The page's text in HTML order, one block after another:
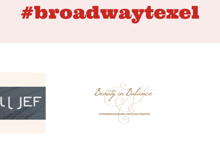
#broadwaytexel